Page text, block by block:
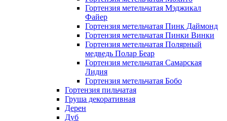
Гортензия метельчатая Мэджикал
Файер
Гортензия метельчатая Пинк Даймонд
Гортензия метельчатая Пинки Винки
Гортензия метельчатая Полярный
медведь Полар Беар
Гортензия метельчатая Самарская
Лидия
Гортензия метельчатая Бобо
Гортензия пильчатая
Груша декоративная
Дерен
Дуб